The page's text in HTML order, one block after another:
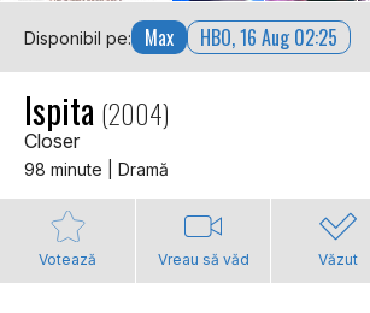
Disponibil pe: Max HBO, 16 Aug 02:25
Ispita (2004)
Closer
98 minute | Dramă
Votează Vreau să văd Văzut